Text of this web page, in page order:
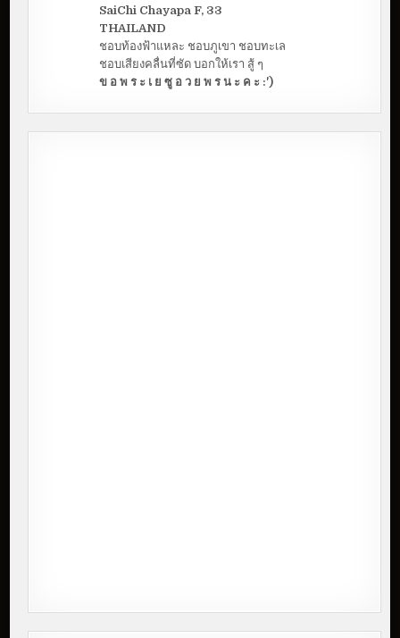
SaiChi Chayapa F, 33
THAILAND
ชอบท้องฟ้าแหละ ชอบภูเขา ชอบทะเล
ชอบเสียงคลื่นที่ซัด บอกให้เรา สู้ ๆ
ข อ พ ร ะ เ ย ซู อ ว ย พ ร น ะ ค ะ :')